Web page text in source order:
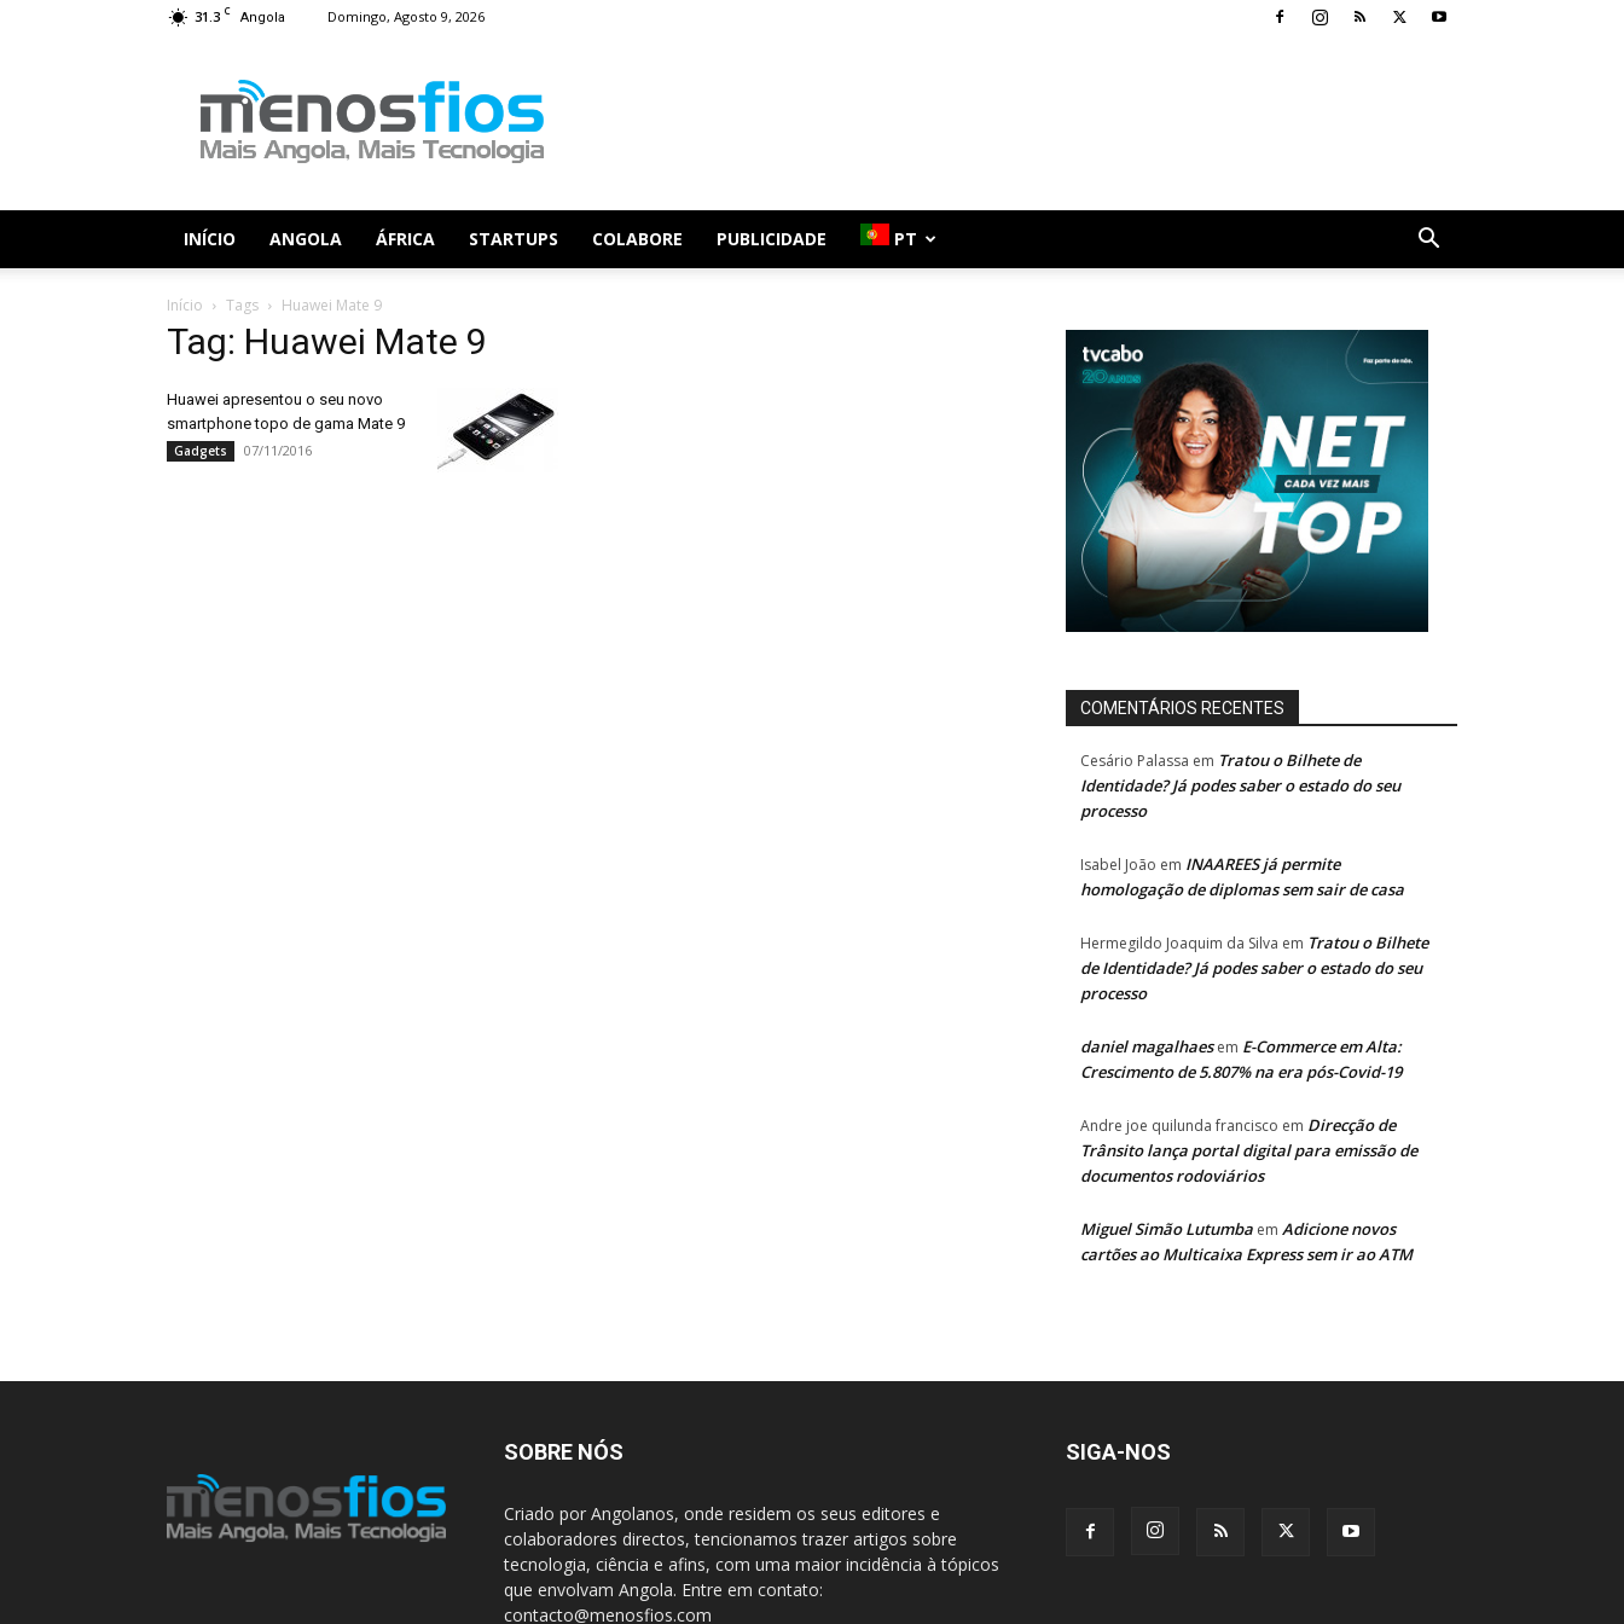
31.3 C Angola Domingo, Agosto 9, 2026
Fios
INÍCIO ANGOLA ÁFRICA STARTUPS COLABORE PUBLICIDADE PT
Início Tags Huawei Mate 9
Tag: Huawei Mate 9
Huawei apresentou o seu novo
smartphone topo de gama Mate 9
Gadgets 07/11/2016
COMENTÁRIOS RECENTES
Cesário Palassa em Tratou o Bilhete de
Identidade? Já podes saber o estado do seu
processo
Isabel João em INAAREES já permite
homologação de diplomas sem sair de casa
Hermegildo Joaquim da Silva em Tratou o Bilhete
de Identidade? Já podes saber o estado do seu
processo
daniel magalhaesem E-Commerce em Alta:
Crescimento de 5.807% na era pós-Covid-19
Andre joe quilunda francisco em Direcção de
Trânsito lança portal digital para emissão de
documentos rodoviários
Miguel Simão Lutumba em Adicione novos
cartões ao Multicaixa Express sem ir ao ATM
SOBRE NÓS
Criado por Angolanos, onde residem os seus editores e
colaboradores directos, tencionamos trazer artigos sobre
tecnologia, ciência e afins, com uma maior incidência à tópicos
que envolvam Angola. Entre em contato:
contacto@menosfios.com
SIGA-NOS